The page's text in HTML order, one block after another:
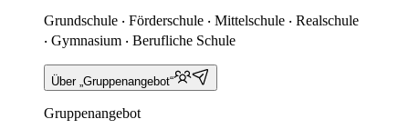
Grundschule ‧ Förderschule ‧ Mittelschule ‧ Realschule
‧ Gymnasium ‧ Berufliche Schule
Über „Gruppenangebot“
Gruppenangebot